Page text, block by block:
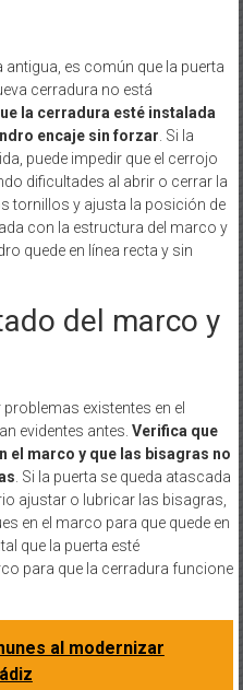
es común que la puerta
cerradura no está
la cerradura esté instalada
encaje sin forzar. Si la
puede impedir que el cerrojo
dificultades al abrir o cerrar la
tornillos y ajusta la posición de
con la estructura del marco y
quede en línea recta y sin
del marco y
existentes en el
evidentes antes. Verifica que
el marco y que las bisagras no
. Si la puerta se queda atascada
ajustar o lubricar las bisagras,
en el marco para que quede en
que la puerta esté
para que la cerradura funcione
al modernizar